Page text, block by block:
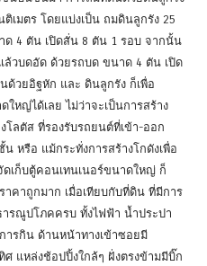
เมตร โดยแบ่งเป็น ถมดินลูกรัง 25
ด 4 ตัน เปิดสั่น 8 ตัน 1 รอบ จากนั้น
ล้วบดอัด ด้วยรถบด ขนาด 4 ตัน เปิด
ด้วยอิฐหัก และ ดินลูกรัง ก็เพื่อ
ใหญ่ได้เลย ไม่ว่าจะเป็นการสร้าง
โลตัส ที่รองรับรถยนต์ที่เข้า-ออก
หรือ แม้กระทั่งการสร้างโกดังเพื่อ
เก็บตู้คอนเทนเนอร์ขนาดใหญ่ ก็
าคาถูกมาก เมื่อเทียบกับที่ดิน ที่มีการ
รณูปโภคครบ ทั้งไฟฟ้า น้ำประปา
ารกิน ด้านหน้าทางเข้าซอยมี
แหล่งช้อปปิ้งใกล้ๆ ฝั่งตรงข้ามมีบิ๊ก